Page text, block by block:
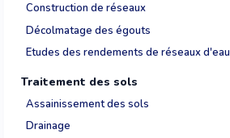
Construction de réseaux
Décolmatage des égouts
Etudes des rendements de réseaux d'eau
Traitement des sols
Assainissement des sols
Drainage